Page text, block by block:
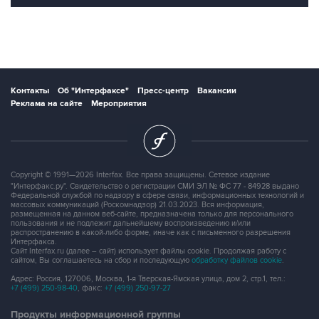
Контакты Об "Интерфаксе" Пресс-центр
Вакансии
Реклама на сайте
Мероприятия
Copyright © 1991—2026 Interfax. Все права защищены. Сетевое издание
"Интерфакс.ру". Свидетельство о регистрации СМИ ЭЛ № ФС 77 - 84928 выдано
Федеральной службой по надзору в сфере связи, информационных технологий и
массовых коммуникаций (Роскомнадзор) 21.03.2023. Вся информация,
размещенная на данном веб-сайте, предназначена только для персонального
пользования и не подлежит дальнейшему воспроизведению и/или
распространению в какой-либо форме, иначе как с письменного разрешения
Интерфакса.
Сайт Interfax.ru (далее – сайт) использует файлы cookie. Продолжая работу с
сайтом, Вы соглашаетесь на сбор и последующую обработку файлов cookie.
Адрес: Россия, 127006, Москва, 1-я Тверская-Ямская улица, дом 2, стр.1, тел.:
+7 (499) 250-98-40, факс: +7 (499) 250-97-27
Продукты информационной группы